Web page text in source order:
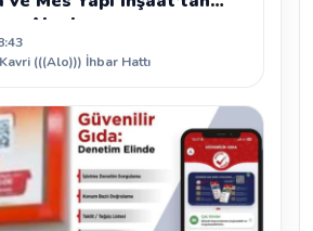
Alanları
(((Alo))) İhbar Hattı